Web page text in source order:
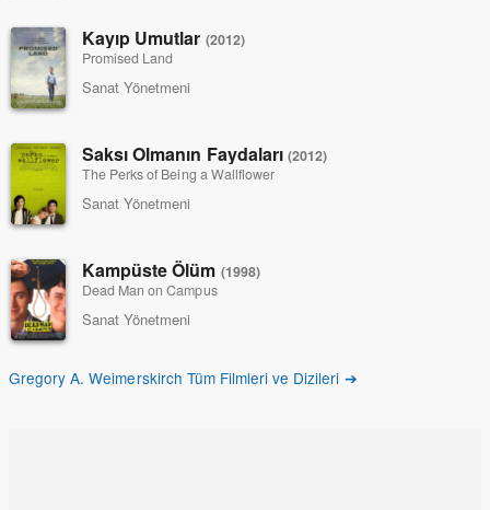
Kayıp Umutlar (2012)
Promised Land
Sanat Yönetmeni
Saksı Olmanın Faydaları (2012)
The Perks of Being a Wallflower
Sanat Yönetmeni
Kampüste Ölüm (1998)
Dead Man on Campus
Sanat Yönetmeni
Gregory A. Weimerskirch Tüm Filmleri ve Dizileri ➔